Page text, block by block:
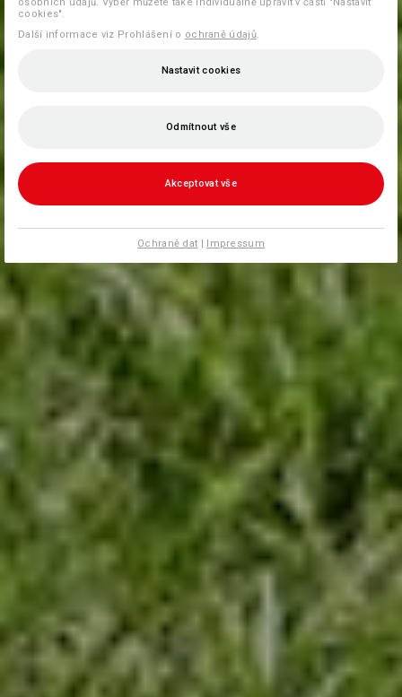
cookies".
Další informace viz Prohlášení o ochraně údajů.
Nastavit cookies
Odmítnout vše
Akceptovat vše
Ochraně dat | Impressum